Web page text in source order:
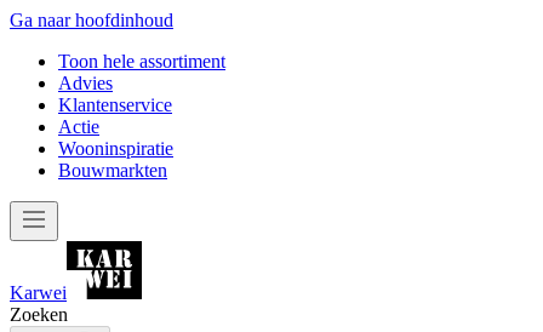
Ga naar hoofdinhoud
Toon hele assortiment
Advies
Klantenservice
Actie
Wooninspiratie
Bouwmarkten
Karwei
Zoeken